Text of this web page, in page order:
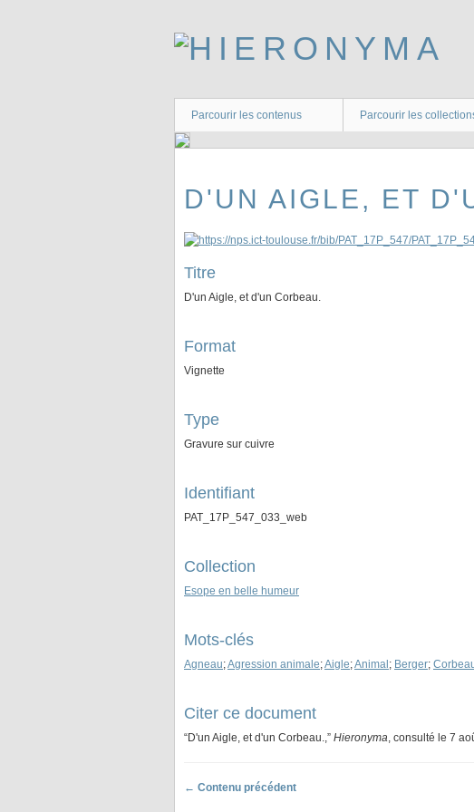
Parcourir les contenus Parcourir les
D'UN AIGLE, ET
Titre
D'un Aigle, et d'un Corbeau.
Format
Vignette
Type
Gravure sur cuivre
Identifiant
PAT_17P_547_033_web
Collection
Esope en belle humeur
Mots-clés
Agneau;Agression animale;Aigle;Animal ; Berger;
Citer ce document
“D'un Aigle, et d'un Corbeau.,” Hieronyma, consulté le 7
← Contenu précédent